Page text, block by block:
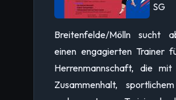
SG
Breitenfelde/Mölln sucht
einen engagierten Trainer
Herrenmannschaft, die
Zusammenhalt,